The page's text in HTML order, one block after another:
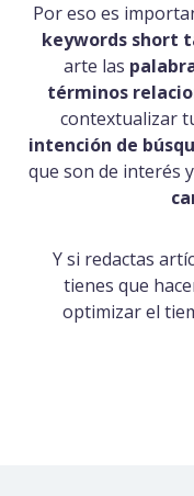
Por eso es
keywords short
arte las
términos
contextualizar
intención de
que son de interés
Y si redactas
tienes que
optimizar el